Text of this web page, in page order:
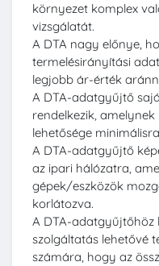
környezet komplex
vizsgálatát.
A DTA nagy előnye,
termelésirányítási
legjobb ár-érték
A DTA-adatgyűjtő
rendelkezik,
lehetősége
A DTA-adatgyűjtő
az ipari hálózatra,
gépek/eszközök
korlátozva.
A DTA-adatgyűjtőhöz
szolgáltatás lehetővé
számára, hogy az